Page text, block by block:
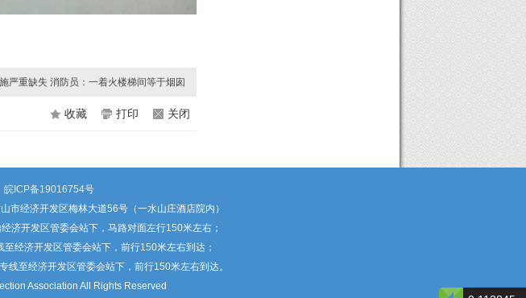
严重缺失 消防员：一着火楼梯间等于烟囱
收藏 打印 关闭
皖ICP备19016754号
经济开发区梅林大道56号（一水山庄酒店院内）
济开发区管委会站下，马路对面左行150米左右；
经济开发区管委会站下，前行150米左右到达；
至经济开发区管委会站下，前行150米左右到达。
Association All Rights Reserved